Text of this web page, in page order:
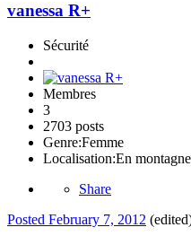
vanessa R+
Sécurité
Membres
3
2703 posts
Genre:Femme
Localisation:En
Share
Posted February 7, 2012